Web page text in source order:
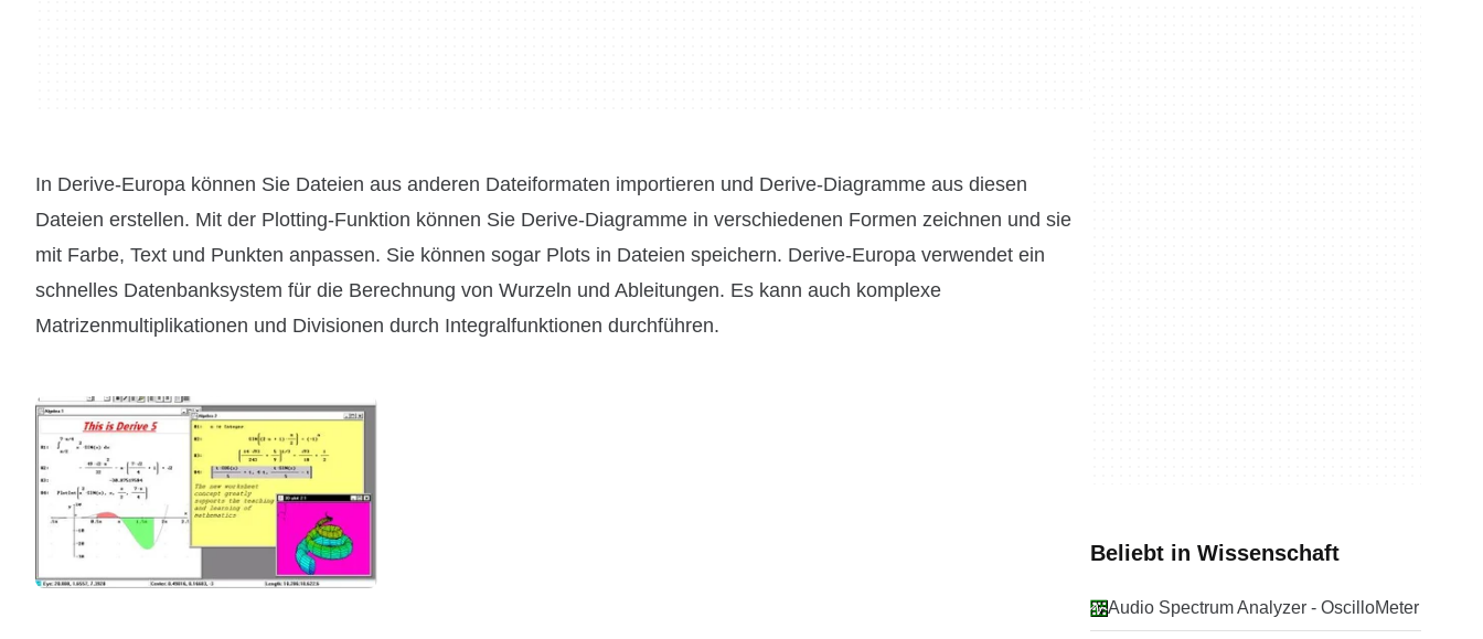
In Derive-Europa können Sie Dateien aus anderen Dateiformaten importieren und Derive-Diagramme aus diesen
Dateien erstellen. Mit der Plotting-Funktion können Sie Derive-Diagramme in verschiedenen Formen zeichnen und sie
mit Farbe, Text und Punkten anpassen. Sie können sogar Plots in Dateien speichern. Derive-Europa verwendet ein
schnelles Datenbanksystem für die Berechnung von Wurzeln und Ableitungen. Es kann auch komplexe
Matrizenmultiplikationen und Divisionen durch Integralfunktionen durchführen.
Beliebt in Wissenschaft
Audio Spectrum Analyzer - OscilloMeter